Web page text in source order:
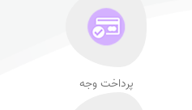
پرداخت وجه